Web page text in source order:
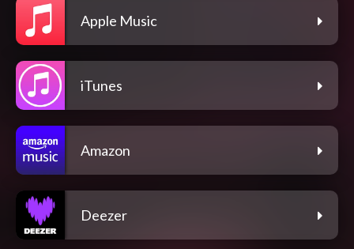
Apple Music
iTunes
Amazon
Deezer